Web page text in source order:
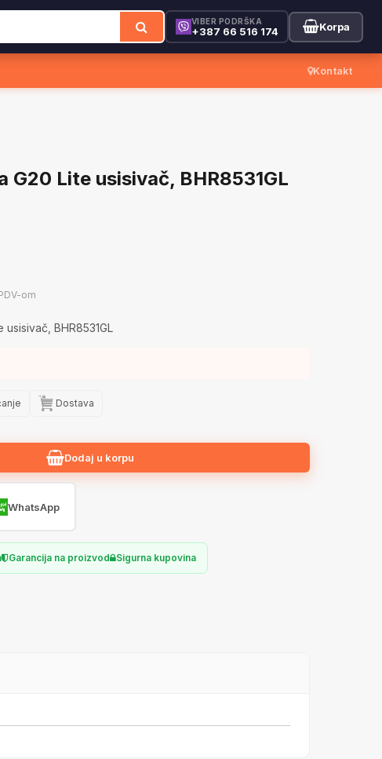
VIBER PODRŠKA
+387 66 516 174 Korpa
Kontakt
G20 Lite usisivač, BHR8531GL
om
BHR8531GL
Dostava
Dodaj u korpu
WhatsApp
Garancija na proizvod Sigurna kupovina